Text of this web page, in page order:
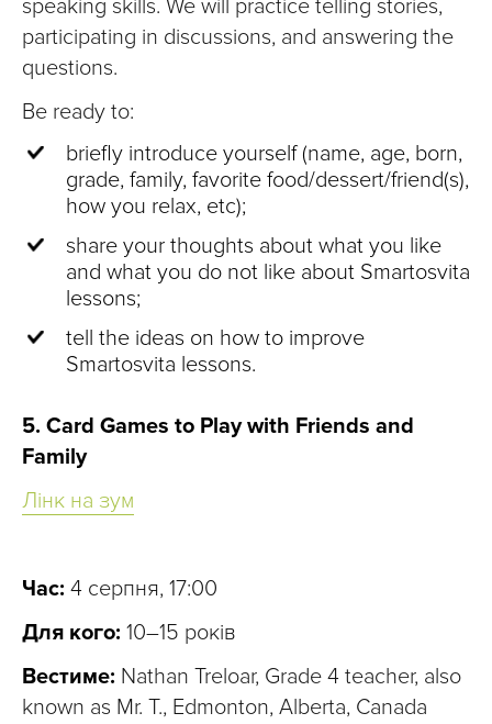
speaking skills. We will practice telling stories,
participating in discussions, and answering the
questions.
Be ready to:
briefly introduce yourself (name, age, born,
grade, family, favorite food/dessert/friend(s),
how you relax, etc);
share your thoughts about what you like
and what you do not like about Smartosvita
lessons;
tell the ideas on how to improve
Smartosvita lessons.
5. Card Games to Play with Friends and
Family
Лінк на зум
Час: 4 серпня, 17:00
Для кого: 10–15 років
Вестиме: Nathan Treloar, Grade 4 teacher, also
known as Mr. T., Edmonton, Alberta, Canada